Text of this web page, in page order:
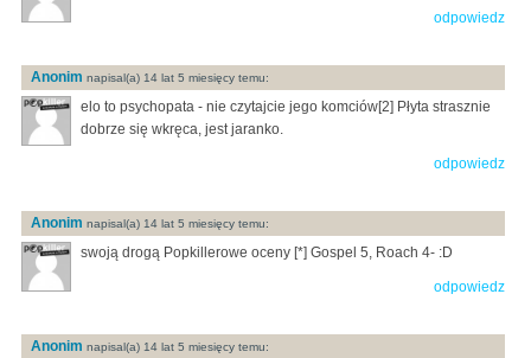
odpowiedz
Anonim napisal(a) 14 lat 5 miesięcy temu:
elo to psychopata - nie czytajcie jego komciów[2] Płyta strasznie
dobrze się wkręca, jest jaranko.
odpowiedz
Anonim napisal(a) 14 lat 5 miesięcy temu:
swoją drogą Popkillerowe oceny [*] Gospel 5, Roach 4- :D
odpowiedz
Anonim napisal(a) 14 lat 5 miesięcy temu: